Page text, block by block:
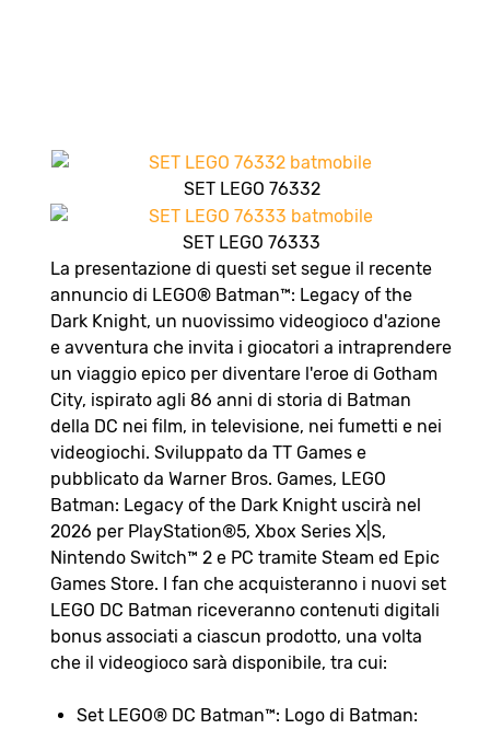
SET LEGO 76332
SET LEGO 76333
La presentazione di questi set segue il recente
annuncio di LEGO® Batman™: Legacy of the
Dark Knight, un nuovissimo videogioco d'azione
e avventura che invita i giocatori a intraprendere
un viaggio epico per diventare l'eroe di Gotham
City, ispirato agli 86 anni di storia di Batman
della DC nei film, in televisione, nei fumetti e nei
videogiochi. Sviluppato da TT Games e
pubblicato da Warner Bros. Games, LEGO
Batman: Legacy of the Dark Knight uscirà nel
2026 per PlayStation®5, Xbox Series X|S,
Nintendo Switch™ 2 e PC tramite Steam ed Epic
Games Store. I fan che acquisteranno i nuovi set
LEGO DC Batman riceveranno contenuti digitali
bonus associati a ciascun prodotto, una volta
che il videogioco sarà disponibile, tra cui:
Set LEGO® DC Batman™: Logo di Batman: